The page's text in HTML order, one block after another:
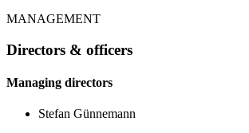
MANAGEMENT
Directors & officers
Managing directors
Stefan Günnemann